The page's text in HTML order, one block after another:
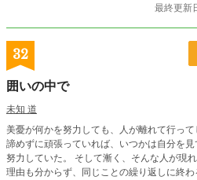
最終更新
32
囲いの中で
未知 道
美憂が何かを努力しても、人が離れて行ってしまう。 過去の美憂
諦めずに頑張っていれば、いつかは自分を見
努力していた。 そして漸く、そんな人が
理由も分からず、同じことの繰り返しに終わる。 ※ひたすらに女主人公